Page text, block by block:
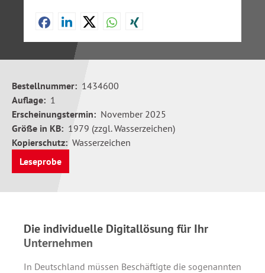
Bestellnummer: 1434600
Auflage: 1
Erscheinungstermin: November 2025
Größe in KB: 1979 (zzgl. Wasserzeichen)
Kopierschutz: Wasserzeichen
Leseprobe
Die individuelle Digitallösung für Ihr
Unternehmen
In Deutschland müssen Beschäftigte die sogenannten